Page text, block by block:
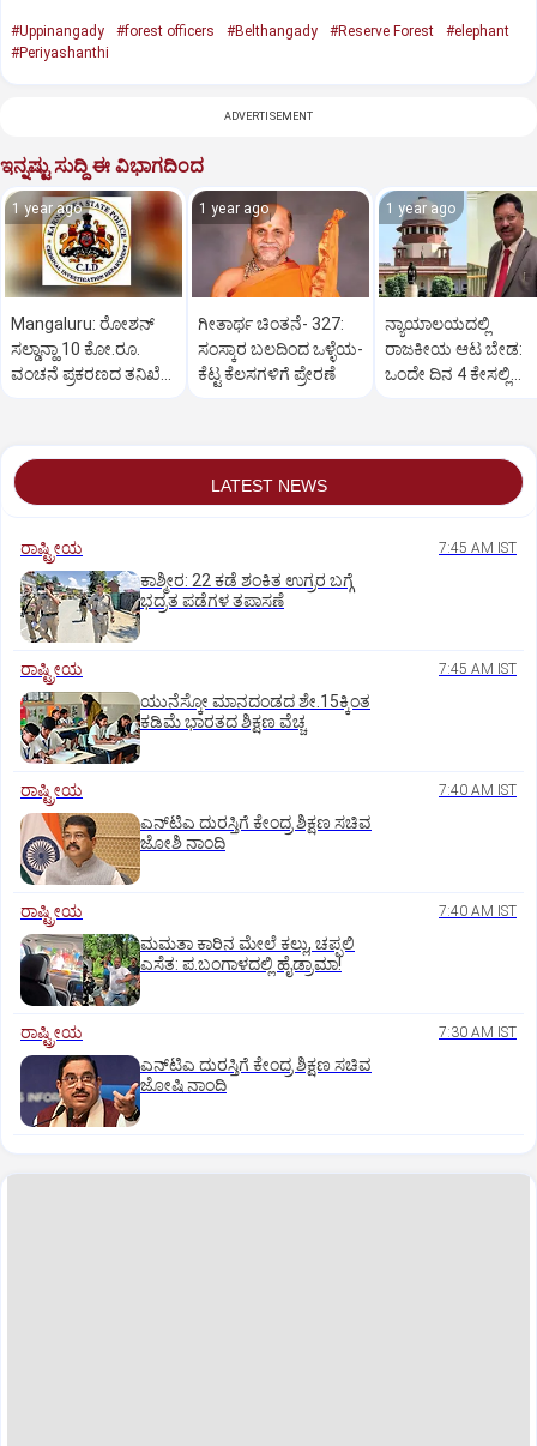
#Uppinangady #forest officers #Belthangady #Reserve Forest
#elephant
#Periyashanthi
ADVERTISEMENT
ಇನ್ನಷ್ಟು ಸುದ್ದಿ ಈ ವಿಭಾಗದಿಂದ
1 year ago
Mangaluru: ರೋಶನ್‌
ಸಲ್ಡಾನ್ಹಾ 10 ಕೋ.ರೂ.
ವಂಚನೆ ಪ್ರಕರಣದ ತನಿಖೆ
1 year ago
ಗೀತಾರ್ಥ ಚಿಂತನೆ- 327:
ಸಂಸ್ಕಾರ ಬಲದಿಂದ ಒಳ್ಳೆಯ-
ಕೆಟ್ಟ ಕೆಲಸಗಳಿಗೆ ಪ್ರೇರಣೆ
1 year ago
ನ್ಯಾಯಾಲಯದಲ್ಲಿ
ರಾಜಕೀಯ ಆಟ ಬೇಡ:
ಒಂದೇ ದಿನ 4 ಕೇಸಲ್ಲಿ
LATEST NEWS
ರಾಷ್ಟ್ರೀಯ 7:45 AM IST
ಕಾಶ್ಮೀರ: 22 ಕಡೆ ಶಂಕಿತ ಉಗ್ರರ ಬಗ್ಗೆ
ಭದ್ರತ ಪಡೆಗಳ ತಪಾಸಣೆ
ರಾಷ್ಟ್ರೀಯ 7:45 AM IST
ಯುನೆಸ್ಕೋ ಮಾನದಂಡದ ಶೇ.15ಕ್ಕಿಂತ
ಕಡಿಮೆ ಭಾರತದ ಶಿಕ್ಷಣ ವೆಚ್ಚ
ರಾಷ್ಟ್ರೀಯ 7:40 AM IST
ಎನ್‌ಟಿಎ ದುರಸ್ತಿಗೆ ಕೇಂದ್ರ ಶಿಕ್ಷಣ ಸಚಿವ
ಜೋಶಿ ನಾಂದಿ
ರಾಷ್ಟ್ರೀಯ 7:40 AM IST
ಮಮತಾ ಕಾರಿನ ಮೇಲೆ ಕಲ್ಲು, ಚಪ್ಪಲಿ
ಎಸೆತ: ಪ.ಬಂಗಾಳದಲ್ಲಿ ಹೈಡ್ರಾಮಾ!
ರಾಷ್ಟ್ರೀಯ 7:30 AM IST
ಎನ್‌ಟಿಎ ದುರಸ್ತಿಗೆ ಕೇಂದ್ರ ಶಿಕ್ಷಣ ಸಚಿವ
ಜೋಷಿ ನಾಂದಿ